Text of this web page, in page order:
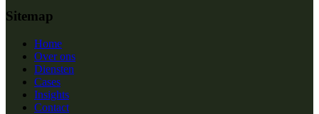
Sitemap
Home
Over ons
Diensten
Cases
Insights
Contact